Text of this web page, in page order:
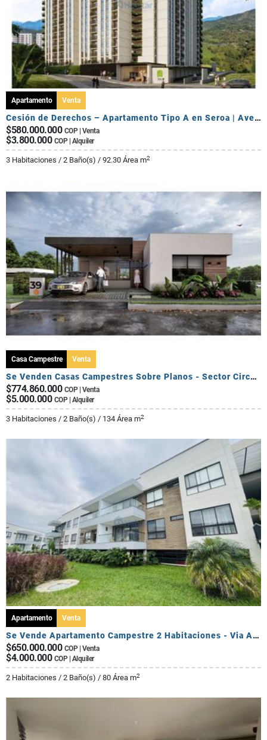
Apartamento Venta
Cesión de Derechos – Apartamento Tipo A en Seroa | Avenida Centenario
$580.000.000 COP | Venta
$3.800.000 COP | Alquiler
3 Habitaciones / 2 Baño(s) / 92.30 Área m2
Casa Campestre Venta
Se Venden Casas Campestres Sobre Planos - Sector Circasia
$774.860.000 COP | Venta
$5.000.000 COP | Alquiler
3 Habitaciones / 2 Baño(s) / 134 Área m2
Apartamento Venta
Se Vende Apartamento Campestre 2 Habitaciones - Via Al Caimo
$650.000.000 COP | Venta
$4.000.000 COP | Alquiler
2 Habitaciones / 2 Baño(s) / 80 Área m2